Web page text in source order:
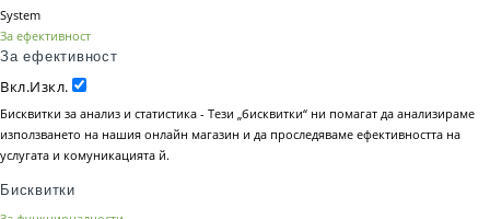
System
За ефективност
За ефективност
Вкл.Изкл.
Бисквитки за анализ и статистика - Тези „бисквитки“ ни помагат да анализираме
използването на нашия онлайн магазин и да проследяваме ефективността на
услугата и комуникацията й.
Бисквитки